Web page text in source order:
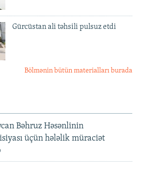
Gürcüstan ali təhsili pulsuz etdi
Bölmənin bütün materialları burada
Bəhruz Həsənlinin
üçün hələlik müraciət